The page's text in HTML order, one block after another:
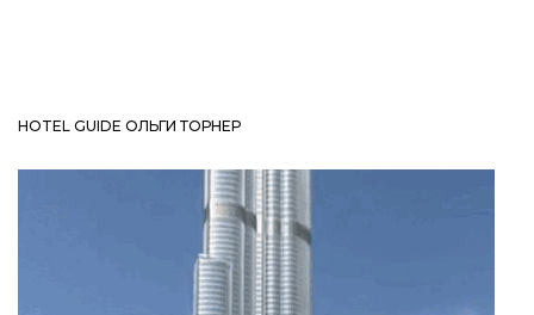
HOTEL GUIDE ОЛЬГИ ТОРНЕР